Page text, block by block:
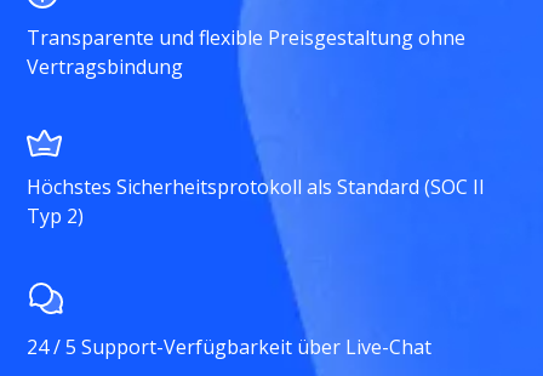
Transparente und flexible Preisgestaltung ohne
Vertragsbindung
Höchstes Sicherheitsprotokoll als Standard (SOC II
Typ 2)
24 / 5 Support-Verfügbarkeit über Live-Chat